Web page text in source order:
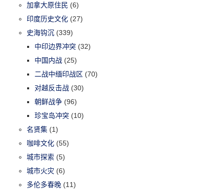
加拿大原住民 (6)
印度历史文化 (27)
史海钩沉 (339)
中印边界冲突 (32)
中国内战 (25)
二战中缅印战区 (70)
对越反击战 (30)
朝鲜战争 (96)
珍宝岛冲突 (10)
名贤集 (1)
咖啡文化 (55)
城市探索 (5)
城市火灾 (6)
多伦多春晚 (11)